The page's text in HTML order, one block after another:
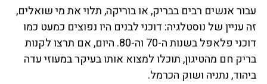
עבור אנשים רבים בבריק, או בוריקה, תלוי את מי שואלים,
זה עניין של נוסטלגיה: דוכני לבנים היו נפוצים כמעט כמו
דוכני פלאפל בשנות ה-70 וה-80. היום, אם תרצו לקנות
בריק חם מהטיגון, תוכלו למצוא אותו בעיקר במעוזי עדה
ביהוד, נתניה ושוק הכרמל.